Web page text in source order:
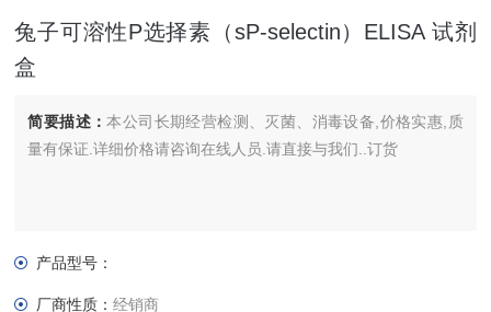
兔子可溶性P选择素（sP-selectin）ELISA 试剂
盒
简要描述：本公司长期经营检测、灭菌、消毒设备,价格实惠,质
量有保证.详细价格请咨询在线人员.请直接与我们..订货
产品型号：
厂商性质：经销商